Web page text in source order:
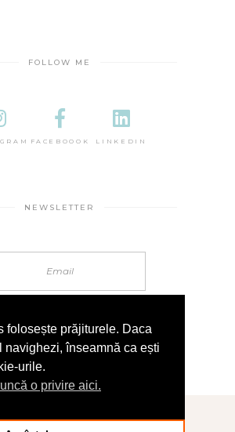
FOLLOW ME
FACEBOOOK LINKEDIN
NEWSLETTER
© 2025 În Sandale
folosește prăjiturele. Daca
navighezi, înseamnă ca ești
urile.
o privire aici.